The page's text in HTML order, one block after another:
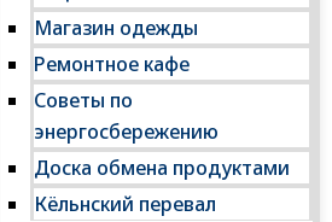
Магазин одежды
Ремонтное кафе
Советы по
энергосбережению
Доска обмена продуктами
Кёльнский перевал